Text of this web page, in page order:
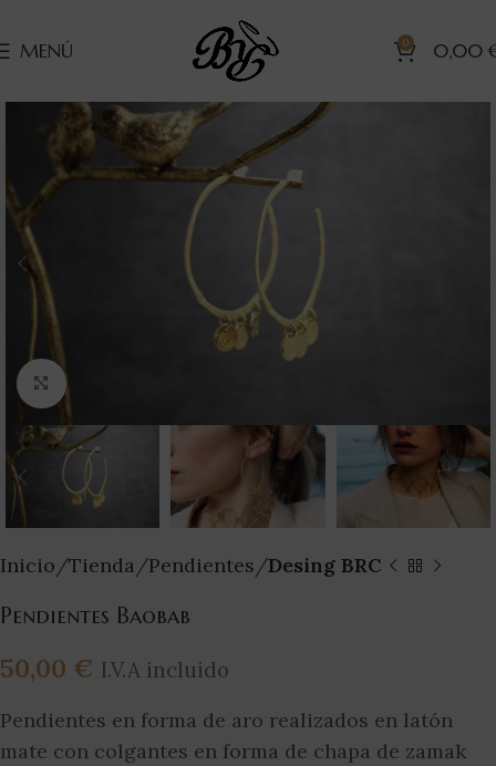
MENÚ 0 0,00
Clic para ampliar
Inicio Tienda Pendientes Desing BRC
Pendientes Baobab
50,00 € I.V.A incluido
Pendientes en forma de aro realizados en latón
mate con colgantes en forma de chapa de zamak